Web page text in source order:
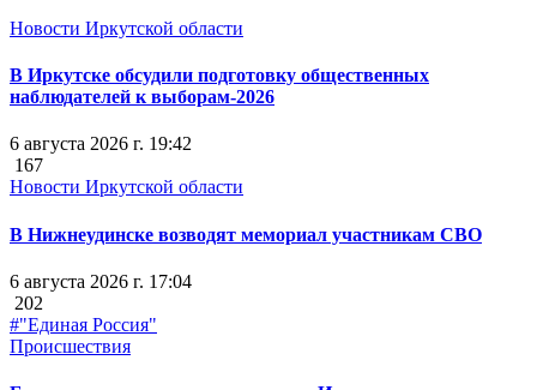
Новости Иркутской области
В Иркутске обсудили подготовку общественных
наблюдателей к выборам-2026
6 августа 2026 г. 19:42
167
Новости Иркутской области
В Нижнеудинске возводят мемориал участникам СВО
6 августа 2026 г. 17:04
202
#"Единая Россия"
Происшествия